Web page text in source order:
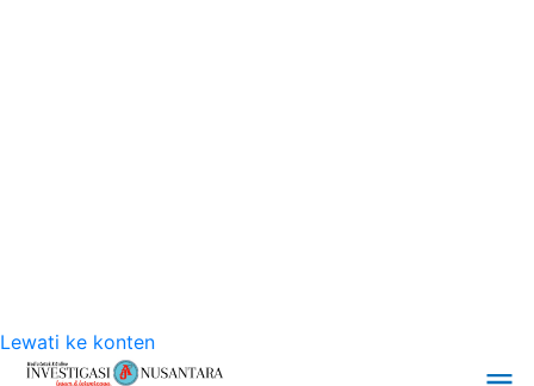
Lewati ke konten